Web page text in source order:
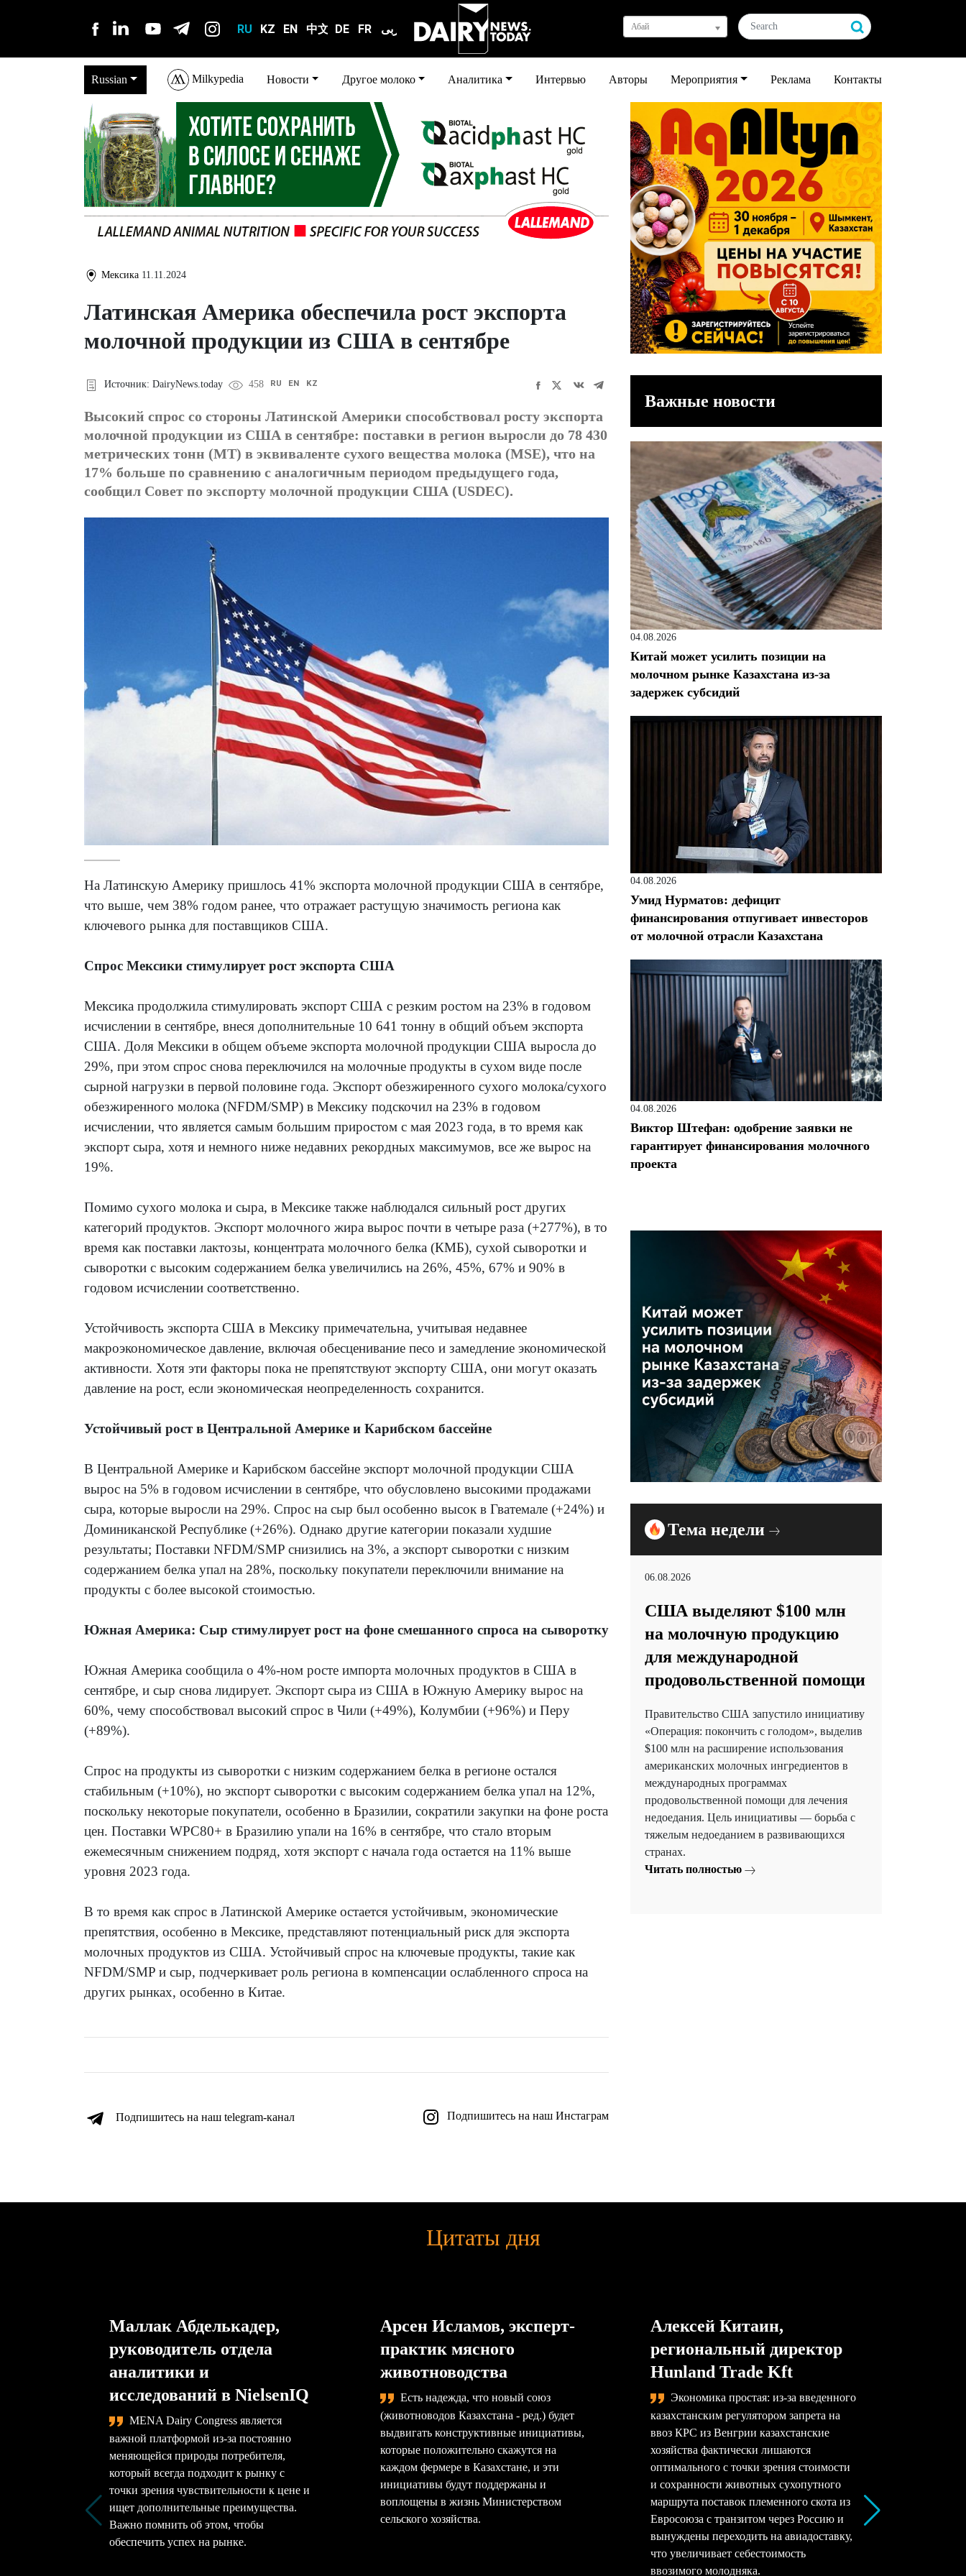
RU KZ EN 中文 DE FR عربى Абай
Russian Milkypedia Новости Другое молоко Аналитика Интервью Авторы Мероприятия Реклама Контакты
Мексика 11.11.2024
Латинская Америка обеспечила рост экспорта
молочной продукции из США в сентябре
Источник: DairyNews.today 458 RU EN KZ
Высокий спрос со стороны Латинской Америки способствовал росту экспорта
молочной продукции из США в сентябре: поставки в регион выросли до 78 430
метрических тонн (МТ) в эквиваленте сухого вещества молока (MSE), что на
17% больше по сравнению с аналогичным периодом предыдущего года,
сообщил Совет по экспорту молочной продукции США (USDEC).
На Латинскую Америку пришлось 41% экспорта молочной продукции США в сентябре,
что выше, чем 38% годом ранее, что отражает растущую значимость региона как
ключевого рынка для поставщиков США.
Спрос Мексики стимулирует рост экспорта США
Мексика продолжила стимулировать экспорт США с резким ростом на 23% в годовом
исчислении в сентябре, внеся дополнительные 10 641 тонну в общий объем экспорта
США. Доля Мексики в общем объеме экспорта молочной продукции США выросла до
29%, при этом спрос снова переключился на молочные продукты в сухом виде после
сырной нагрузки в первой половине года. Экспорт обезжиренного сухого молока/сухого
обезжиренного молока (NFDM/SMP) в Мексику подскочил на 23% в годовом
исчислении, что является самым большим приростом с мая 2023 года, в то время как
экспорт сыра, хотя и немного ниже недавних рекордных максимумов, все же вырос на
19%.
Помимо сухого молока и сыра, в Мексике также наблюдался сильный рост других
категорий продуктов. Экспорт молочного жира вырос почти в четыре раза (+277%), в то
время как поставки лактозы, концентрата молочного белка (КМБ), сухой сыворотки и
сыворотки с высоким содержанием белка увеличились на 26%, 45%, 67% и 90% в
годовом исчислении соответственно.
Устойчивость экспорта США в Мексику примечательна, учитывая недавнее
макроэкономическое давление, включая обесценивание песо и замедление экономической
активности. Хотя эти факторы пока не препятствуют экспорту США, они могут оказать
давление на рост, если экономическая неопределенность сохранится.
Устойчивый рост в Центральной Америке и Карибском бассейне
В Центральной Америке и Карибском бассейне экспорт молочной продукции США
вырос на 5% в годовом исчислении в сентябре, что обусловлено высокими продажами
сыра, которые выросли на 29%. Спрос на сыр был особенно высок в Гватемале (+24%) и
Доминиканской Республике (+26%). Однако другие категории показали худшие
результаты; Поставки NFDM/SMP снизились на 3%, а экспорт сыворотки с низким
содержанием белка упал на 28%, поскольку покупатели переключили внимание на
продукты с более высокой стоимостью.
Южная Америка: Сыр стимулирует рост на фоне смешанного спроса на сыворотку
Южная Америка сообщила о 4%-ном росте импорта молочных продуктов в США в
сентябре, и сыр снова лидирует. Экспорт сыра из США в Южную Америку вырос на
60%, чему способствовал высокий спрос в Чили (+49%), Колумбии (+96%) и Перу
(+89%).
Спрос на продукты из сыворотки с низким содержанием белка в регионе остался
стабильным (+10%), но экспорт сыворотки с высоким содержанием белка упал на 12%,
поскольку некоторые покупатели, особенно в Бразилии, сократили закупки на фоне роста
цен. Поставки WPC80+ в Бразилию упали на 16% в сентябре, что стало вторым
ежемесячным снижением подряд, хотя экспорт с начала года остается на 11% выше
уровня 2023 года.
В то время как спрос в Латинской Америке остается устойчивым, экономические
препятствия, особенно в Мексике, представляют потенциальный риск для экспорта
молочных продуктов из США. Устойчивый спрос на ключевые продукты, такие как
NFDM/SMP и сыр, подчеркивает роль региона в компенсации ослабленного спроса на
других рынках, особенно в Китае.
Подпишитесь на наш telegram-канал Подпишитесь на наш Инстаграм
Важные новости
04.08.2026
Китай может усилить позиции на
молочном рынке Казахстана из-за
задержек субсидий
04.08.2026
Умид Нурматов: дефицит
финансирования отпугивает инвесторов
от молочной отрасли Казахстана
04.08.2026
Виктор Штефан: одобрение заявки не
гарантирует финансирования молочного
проекта
Тема недели
06.08.2026
США выделяют $100 млн
на молочную продукцию
для международной
продовольственной помощи
Правительство США запустило инициативу
«Операция: покончить с голодом», выделив
$100 млн на расширение использования
американских молочных ингредиентов в
международных программах
продовольственной помощи для лечения
недоедания. Цель инициативы — борьба с
тяжелым недоеданием в развивающихся
странах.
Читать полностью
Цитаты дня
Маллак Абделькадер,
руководитель отдела
аналитики и
исследований в NielsenIQ
MENA Dairy Congress является
важной платформой из-за постоянно
меняющейся природы потребителя,
который всегда подходит к рынку с
точки зрения чувствительности к цене и
ищет дополнительные преимущества.
Важно помнить об этом, чтобы
обеспечить успех на рынке.
Арсен Исламов, эксперт-
практик мясного
животноводства
Есть надежда, что новый союз
(животноводов Казахстана - ред.) будет
выдвигать конструктивные инициативы,
которые положительно скажутся на
каждом фермере в Казахстане, и эти
инициативы будут поддержаны и
воплощены в жизнь Министерством
сельского хозяйства.
Алексей Китаин,
региональный директор
Hunland Trade Kft
Экономика простая: из-за введенного
казахстанским регулятором запрета на
ввоз КРС из Венгрии казахстанские
хозяйства фактически лишаются
оптимального с точки зрения стоимости
и сохранности животных сухопутного
маршрута поставок племенного скота из
Евросоюза с транзитом через Россию и
вынуждены переходить на авиадоставку,
что увеличивает себестоимость
ввозимого молодняка.